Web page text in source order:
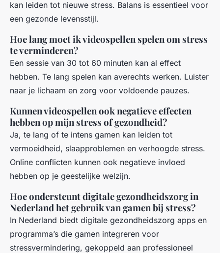
kan leiden tot nieuwe stress. Balans is essentieel voor
een gezonde levensstijl.
Hoe lang moet ik videospellen spelen om stress
te verminderen?
Een sessie van 30 tot 60 minuten kan al effect
hebben. Te lang spelen kan averechts werken. Luister
naar je lichaam en zorg voor voldoende pauzes.
Kunnen videospellen ook negatieve effecten
hebben op mijn stress of gezondheid?
Ja, te lang of te intens gamen kan leiden tot
vermoeidheid, slaapproblemen en verhoogde stress.
Online conflicten kunnen ook negatieve invloed
hebben op je geestelijke welzijn.
Hoe ondersteunt digitale gezondheidszorg in
Nederland het gebruik van gamen bij stress?
In Nederland biedt digitale gezondheidszorg apps en
programma’s die gamen integreren voor
stressvermindering, gekoppeld aan professioneel